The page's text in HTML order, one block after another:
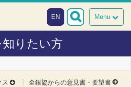
Menu
EN
りたい方
ス
全銀協からの意見書・要望書